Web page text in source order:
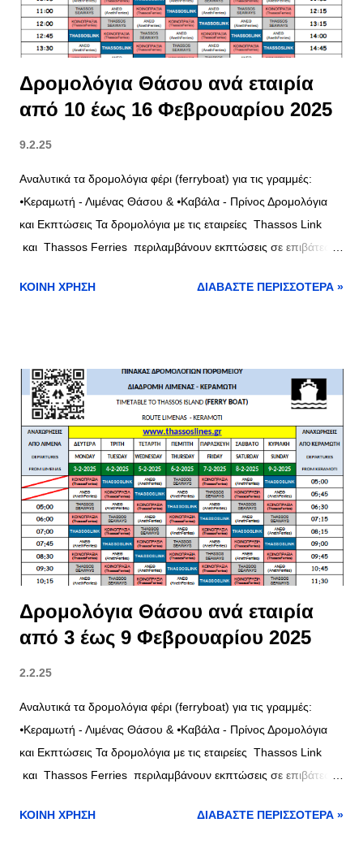
Δρομολόγια Θάσου ανά εταιρία
από 10 έως 16 Φεβρουαρίου 2025
9.2.25
Αναλυτικά τα δρομολόγια φέρι (ferryboat) για τις γραμμές:
⦁Κεραμωτή - Λιμένας Θάσου & ⦁Καβάλα - Πρίνος Δρομολόγια
και Εκπτώσεις Τα δρομολόγια με τις εταιρείες Thassos Link
και Thassos Ferries περιλαμβάνουν εκπτώσεις σε επιβάτες
πίνακα παρακάτω και συγκρίνετε τις τιμές με τις εκπτώσεις και
μπέρδεμα με τις ονομασίες στα Ελληνικά νησιά ⦁ Αργίες 2025:
Τριήμερα, Τετραήμερα & Στατιστικά ⦁ ΑΑΔΕ | Οδηγός για
Βραχυχρόνιες Μισθώσεις Airbnb: 52 Ερωτήσεις-Απαντήσεις ⦁
Αυξήσεις στα Ακτοπλοϊκά Εισιτήρια από 1η Μαΐου 2025: Πώς οι
Νέοι Περιβαλλοντικοί Κανονισμοί Επηρεάζουν και τη Θάσο
ΚΟΙΝΉ ΧΡΉΣΗ ΔΙΑΒΆΣΤΕ ΠΕΡΙΣΣΌΤΕΡΑ »
Δρομολόγια Θάσου ανά εταιρία
από 3 έως 9 Φεβρουαρίου 2025
2.2.25
Αναλυτικά τα δρομολόγια φέρι (ferryboat) για τις γραμμές:
⦁Κεραμωτή - Λιμένας Θάσου & ⦁Καβάλα - Πρίνος Δρομολόγια
και Εκπτώσεις Τα δρομολόγια με τις εταιρείες Thassos Link
και Thassos Ferries περιλαμβάνουν εκπτώσεις σε επιβάτες
πίνακα παρακάτω και συγκρίνετε τις τιμές με τις εκπτώσεις και
ΚΟΙΝΉ ΧΡΉΣΗ ΔΙΑΒΆΣΤΕ ΠΕΡΙΣΣΌΤΕΡΑ »